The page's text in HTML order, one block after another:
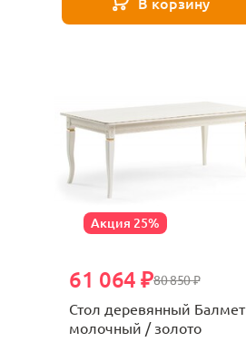
Акция 25%
80 850 ₽
61 064 ₽
Стол деревянный Балмет
молочный / золото